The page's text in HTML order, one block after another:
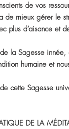
de vos
de mieux gérer le
plus d’aisance et
la Sagesse innée,
humaine et
cette Sagesse
DE LA